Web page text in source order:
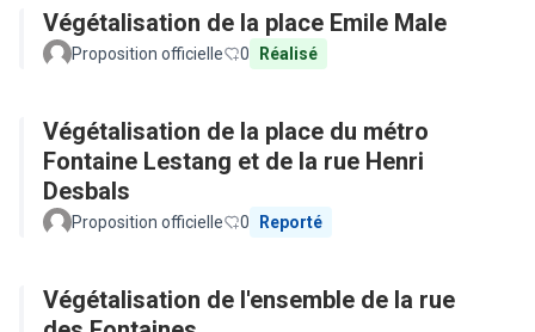
Végétalisation de la place Emile Male
Proposition officielle 0 Réalisé
Végétalisation de la place du métro
Fontaine Lestang et de la rue Henri
Desbals
Proposition officielle 0 Reporté
Végétalisation de l'ensemble de la rue